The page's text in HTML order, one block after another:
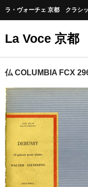
ラ・ヴォーチェ 京都 クラシ
La Voce 京都
CATALOG LP
New arrival
交響曲・管弦楽曲
室内楽曲
仏 COLUMBIA FCX